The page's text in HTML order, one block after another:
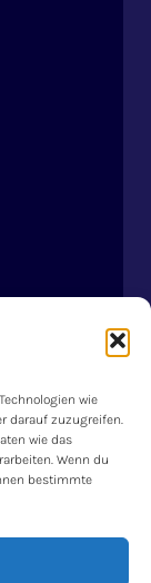
wie
darauf zuzugreifen.
wie das
Wenn du
bestimmte